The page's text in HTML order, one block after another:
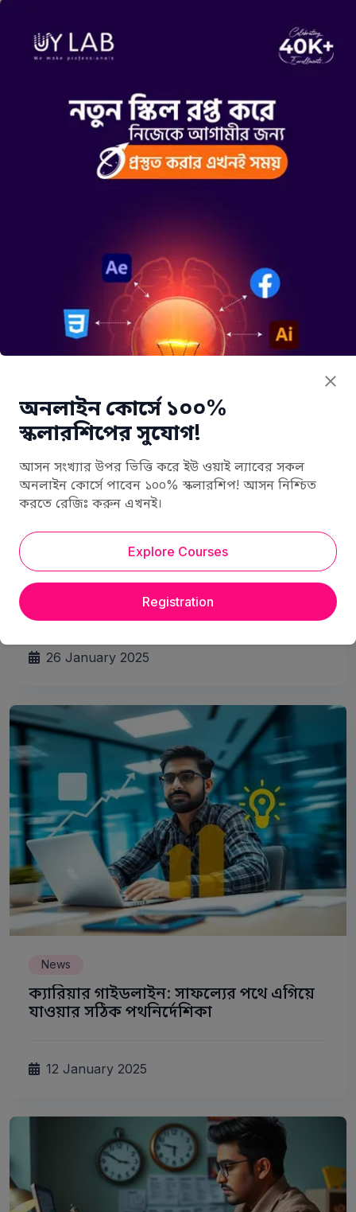
অনলাইন কোর্সে ১০০%
স্কলারশিপের সুযোগ!
আসন সংখ্যার উপর ভিত্তি করে ইউ ওয়াই ল্যাবের সকল
অনলাইন কোর্সে পাবেন ১০০% স্কলারশিপ! আসন নিশ্চিত
করতে রেজিঃ করুন এখনই।
Explore Courses
Registration
ফ্রিল্যান্সিং টিপস: সফল ক্যারিয়ারের জন্য সেরা
অনলাইন ব্যবসা: বাংলাদেশের নতুন সম্ভাবনার
26 January 2025
News
ক্যারিয়ার গাইডলাইন: সাফল্যের পথে এগিয়ে
যাওয়ার সঠিক পথনির্দেশিকা
12 January 2025